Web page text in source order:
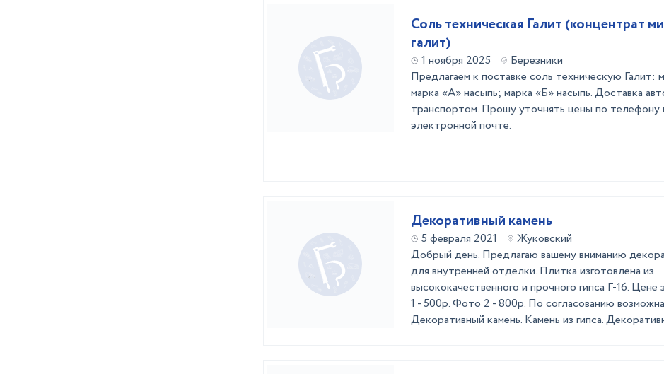
Соль техническая Галит (концентрат
галит)
1 ноября 2025
Березники
Предлагаем к поставке соль техническую
марка «А» насыпь; марка «Б» насыпь. Доставка
транспортом. Прошу уточнять цены по телефону
электронной почте.
Декоративный камень
5 февраля 2021
Жуковский
Добрый день. Предлагаю вашему вниманию
для внутренней отделки. Плитка изготовлена из
высококачественного и прочного гипса Г-16.
1 - 500р. Фото 2 - 800р. По согласованию
Декоративный камень. Камень из гипса.